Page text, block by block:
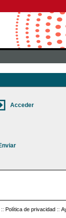
:: Política de privacidad ::